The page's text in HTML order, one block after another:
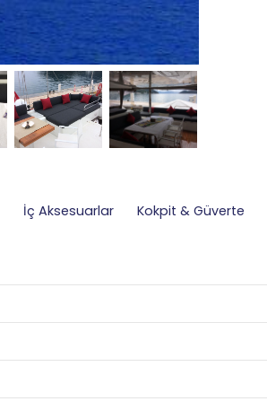
İç Aksesuarlar Kokpit & Güverte